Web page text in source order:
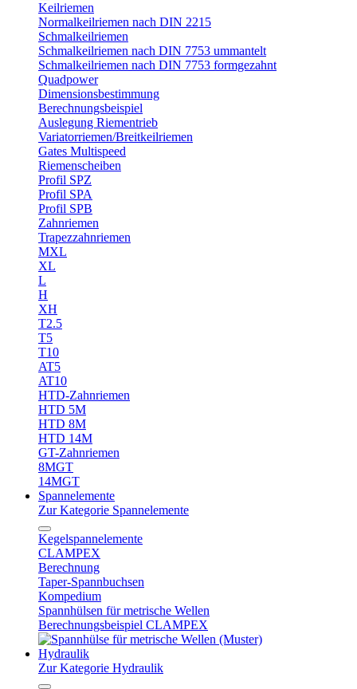
Keilriemen
Normalkeilriemen nach DIN 2215
Schmalkeilriemen
Schmalkeilriemen nach DIN 7753 ummantelt
Schmalkeilriemen nach DIN 7753 formgezahnt
Quadpower
Dimensionsbestimmung
Berechnungsbeispiel
Auslegung Riementrieb
Variatorriemen/Breitkeilriemen
Gates Multispeed
Riemenscheiben
Profil SPZ
Profil SPA
Profil SPB
Zahnriemen
Trapezzahnriemen
MXL
XL
L
H
XH
T2.5
T5
T10
AT5
AT10
HTD-Zahnriemen
HTD 5M
HTD 8M
HTD 14M
GT-Zahnriemen
8MGT
14MGT
Spannelemente
Zur Kategorie Spannelemente
Kegelspannelemente
CLAMPEX
Berechnung
Taper-Spannbuchsen
Kompedium
Spannhülsen für metrische Wellen
Berechnungsbeispiel CLAMPEX
Hydraulik
Zur Kategorie Hydraulik